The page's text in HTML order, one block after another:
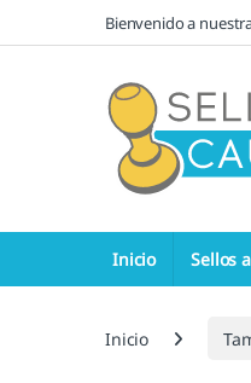
Saltar a la navegación
Saltar al contenidoBienvenido a
Inicio Sellos
Inicio